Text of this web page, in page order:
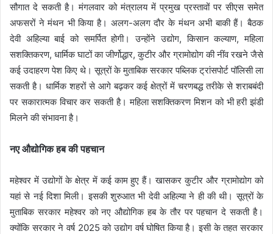
सौगात दे सकती है। मंगलवार को मंत्रालय में प्रमुख प्रस्तावों पर सीएस समेत
अफसरों ने मंथन भी किया है। अलग-अलग दौर के मंथन अभी बाकी हैं। बैठक
देवी अहिल्या बाई को समर्पित होगी। उन्होंने उद्योग, किसान कल्याण, महिला
सशक्तिकरण, धार्मिक घाटों का जीर्णोद्धार, कुटीर और ग्रामोद्योग की नींव रखने जैसे
कई उदाहरण पेश किए थे। सूत्रों के मुताबिक सरकार पब्लिक ट्रांसपोर्ट पॉलिसी ला
सकती है। धार्मिक शहरों से आगे बढ़कर कई क्षेत्रों में चरणबद्ध तरीके से शराबबंदी
पर सकारात्मक विचार कर सकती है। महिला सशक्तिकरण मिशन को भी हरी झंडी
मिलने की संभावना है।
नए औद्योगिक हब की पहचान
महेश्वर में उद्योगों के क्षेत्र में कई काम हुए हैं। खासकर कुटीर और ग्रामोद्योग को
यहां से नई दिशा मिली। इसकी शुरुआत भी देवी अहिल्या ने ही की थी। सूत्रों के
मुताबिक सरकार महेश्वर को नए औद्योगिक हब के तौर पर पहचान दे सकती है।
क्योंकि सरकार ने वर्ष 2025 को उद्योग वर्ष घोषित किया है। इसी के तहत सरकार